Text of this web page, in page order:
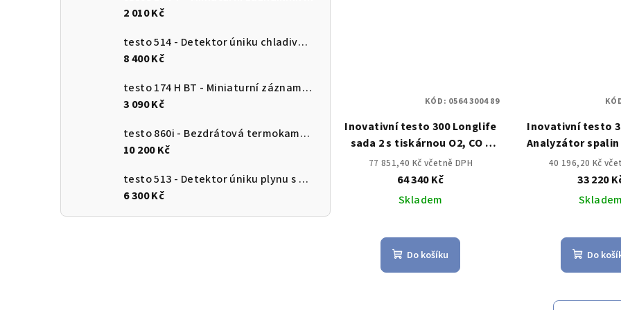
2 010 Kč
testo 514 - Detektor úniku chladiva s ohebnou sondou
8 400 Kč
testo 174 H BT - Miniaturní záznamník pro měření teploty a vlhkosti s Bluetooth a připojením k aplikaci
3 090 Kč
testo 860i - Bezdrátová termokamera pro chytré telefony
10 200 Kč
testo 513 - Detektor úniku plynu s ohebnou sondou
6 300 Kč
Inovativní testo 300 Longlife
sada 2 s tiskárnou O2, CO s
kompenzací H2 až do 30,000
ppm, NO – možnost)
77 851,40 Kč včetně DPH
64 340 Kč
Skladem
Do košíku
KÓD: 0564 3004 89
Inovativní testo
Analyzátor spalin
do 4,000
40 196,20 Kč
33 220
Skladem
Do